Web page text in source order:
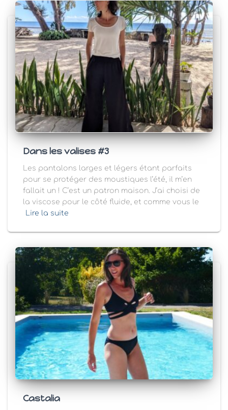
Dans les valises #3
Les pantalons larges et légers étant parfaits
pour se protéger des moustiques l’été, il m’en
fallait un ! C’est un patron maison. J’ai choisi de
la viscose pour le côté fluide, et comme vous le
Lire la suite
Castalia